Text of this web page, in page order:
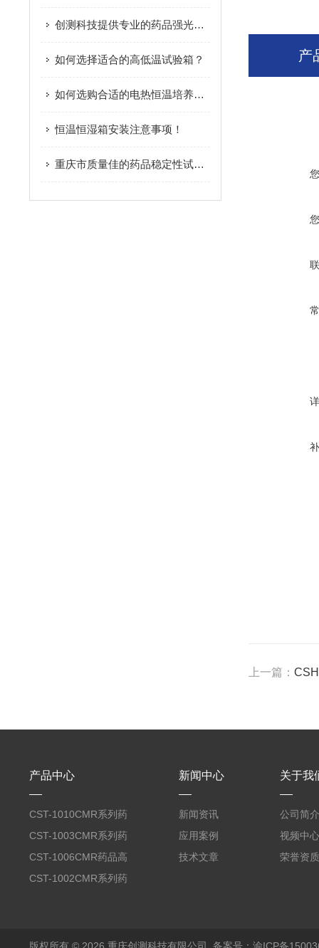
创测科技提供专业的药品强光紫外照射试验箱，药品强光紫外照射试验箱公司
如何选择适合的高低温试验箱？
如何选购合适的电热恒温培养箱以提升实验效率
恒温恒湿箱安装注意事项！
重庆市质量佳的药品稳定性试验箱供销-好的药品稳定性试验箱
产
上一篇：
产品中心
CST-1010CMR系列药
品高温试验箱
CST-1003CMR系列药
品高温试验箱
CST-1006CMR药品高
温试验箱
CST-1002CMR系列药
新闻中心
新闻资讯
应用案例
技术文章
关于我
公司简介
视频中心
荣誉资质